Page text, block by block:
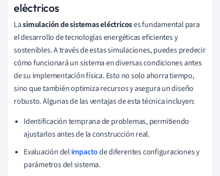
eléctricos
Lasimulación de sistemas eléctricoses fundamental para
el desarrollo de tecnologías energéticas eficientes y
sostenibles. A través de estas simulaciones, puedes predecir
cómo funcionará un sistema en diversas condiciones antes
de su implementación física. Esto no solo ahorra tiempo,
sino que también optimiza recursos y asegura un diseño
robusto. Algunas de las ventajas de esta técnica incluyen:
Identificación temprana de problemas, permitiendo
ajustarlos antes de la construcción real.
Evaluación delimpactode diferentes configuraciones y
parámetros del sistema.